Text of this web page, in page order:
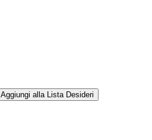
Aggiungi alla Lista Desideri